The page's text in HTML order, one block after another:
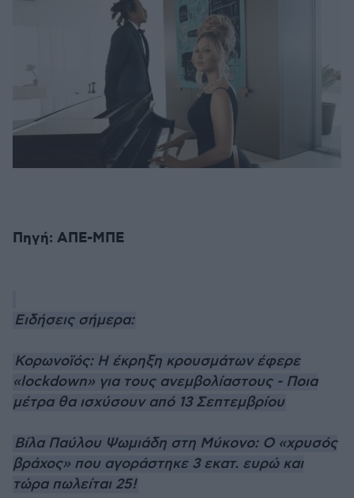
Πηγή: ΑΠΕ-ΜΠΕ
Ειδήσεις σήμερα:
Κορωνοϊός: Η έκρηξη κρουσμάτων έφερε
«lockdown» για τους ανεμβολίαστους - Ποια
μέτρα θα ισχύσουν από 13 Σεπτεμβρίου
Βίλα Παύλου Ψωμιάδη στη Μύκονο: Ο «χρυσός
βράχος» που αγοράστηκε 3 εκατ. ευρώ και
τώρα πωλείται 25!